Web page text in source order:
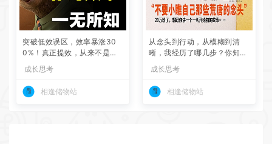
突破低效误区，效率暴涨30
0%！真正提效，从来不是死
磕时间管理，而是深度优化脑
力！
成长思考
相逢储物站
从念头到行动，从模糊到清
晰，我经历了哪几步？你知
道，写在记事本里的碎碎念也
有可能成真吗？
成长思考
相逢储物站